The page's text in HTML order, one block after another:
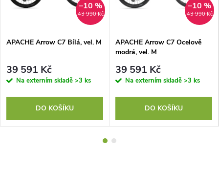
43 990 Kč
–10 %
APACHE Arrow C7 Bílá, vel. M
39 591 Kč
Na externím skladě >3 ks
DO KOŠÍKU
43 990 Kč
–10 %
APACHE Arrow C7 Ocelově
modrá, vel. M
39 591 Kč
Na externím skladě >3 ks
DO KOŠÍKU